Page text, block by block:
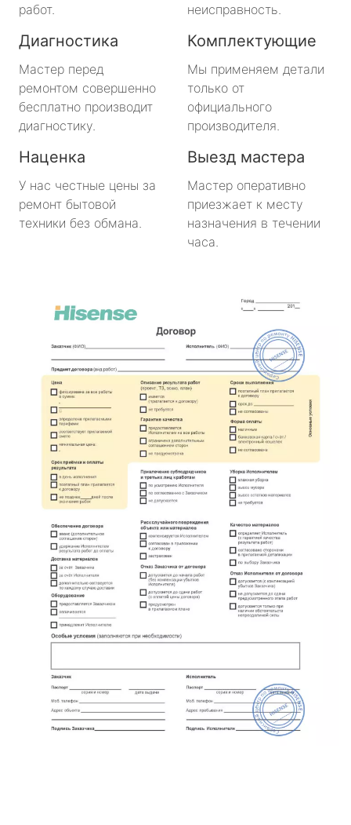
работ.
неисправность.
Диагностика
Мастер перед
ремонтом совершенно
бесплатно производит
диагностику.
Комплектующие
Мы применяем детали
только от
официального
производителя.
Наценка
У нас честные цены за
ремонт бытовой
техники без обмана.
Выезд мастера
Мастер оперативно
приезжает к месту
назначения в течении
часа.